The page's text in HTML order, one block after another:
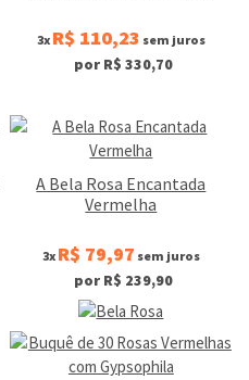
3x R$ 110,23 sem juros
por R$ 330,70
A Bela Rosa Encantada
Vermelha
3x R$ 79,97 sem juros
por R$ 239,90